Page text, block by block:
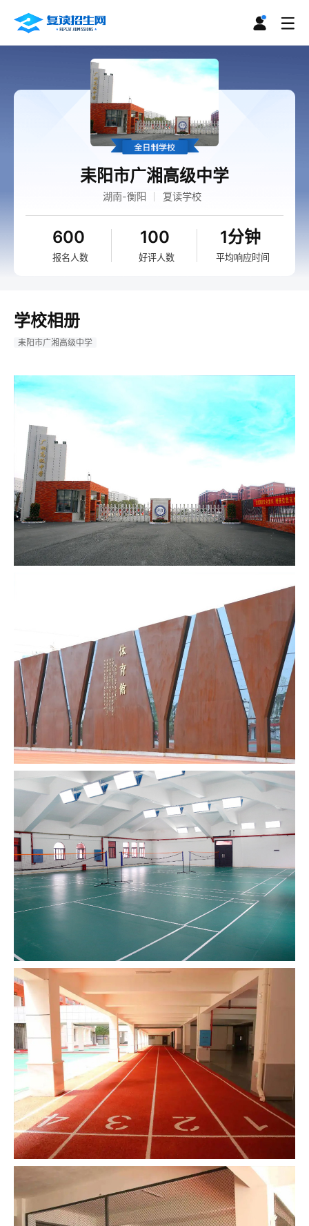
耒阳市广湘高级中学
湖南-衡阳 复读学校
600
报名人数
100
好评人数
1分钟
平均响应时间
学校相册
耒阳市广湘高级中学